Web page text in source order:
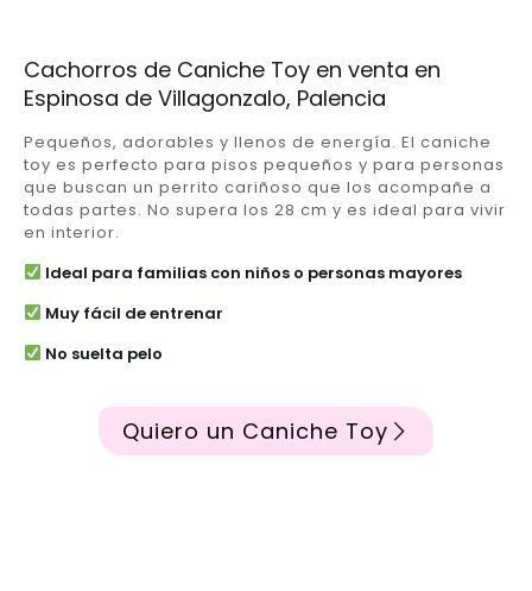
Cachorros de Caniche Toy en venta en
Espinosa de Villagonzalo, Palencia
Pequeños, adorables y llenos de energía. El caniche
toy es perfecto para pisos pequeños y para personas
que buscan un perrito cariñoso que los acompañe a
todas partes. No supera los 28 cm y es ideal para vivir
en interior.
Ideal para familias con niños o personas mayores
Muy fácil de entrenar
No suelta pelo
Quiero un Caniche Toy